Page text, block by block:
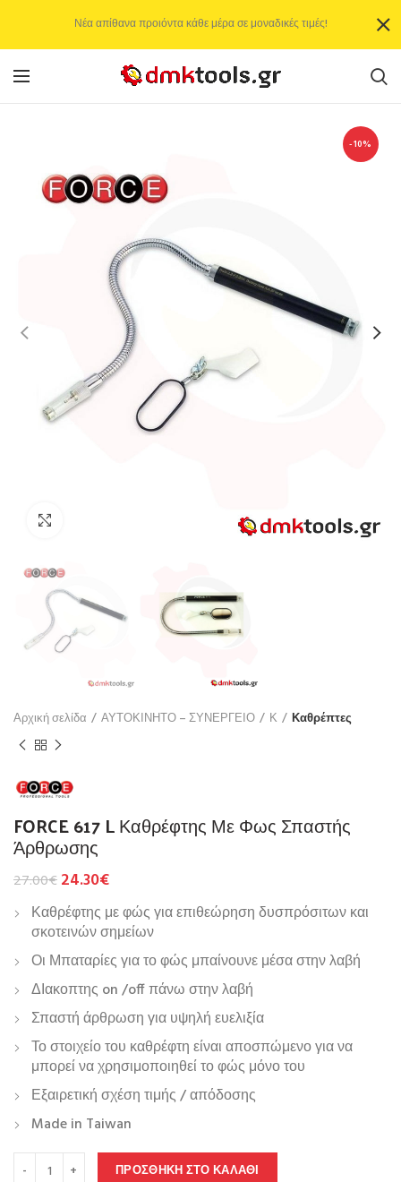
-10%
Αρχική σελίδα ΑΥΤΟΚΙΝΗΤΟ – ΣΥΝΕΡΓΕΙΟ Κ Καθρέπτες
FORCE 617 L Καθρέφτης Με Φως Σπαστής
Άρθρωσης
27.00€24.30€
Καθρέφτης με φώς για επιθεώρηση δυσπρόσιτων και
σκοτεινών σημείων
Οι Μπαταρίες για το φώς μπαίνουνε μέσα στην λαβή
ΔΙακοπτης on /off πάνω στην λαβή
Σπαστή άρθρωση για υψηλή ευελιξία
Το στοιχείο του καθρέφτη είναι αποσπώμενο για να
μπορεί να χρησιμοποιηθεί το φώς μόνο του
Εξαιρετική σχέση τιμής / απόδοσης
Made in Taiwan
ΠΡΟΣΘΉΚΗ ΣΤΟ ΚΑΛΆΘΙ
Νέα απίθανα προιόντα κάθε μέρα σε μοναδικές τιμές!